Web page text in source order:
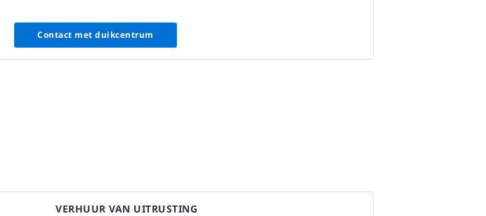
Contact met duikcentrum
VERHUUR VAN UITRUSTING